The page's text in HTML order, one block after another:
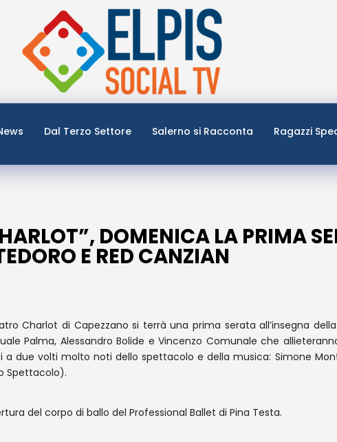
Dal Terzo Settore Salerno si Racconta Ragazzi
DOMENICA LA PRIMA
E RED CANZIAN
Charlot di Capezzano si terrà una prima serata all’insegna
Palma, Alessandro Bolide e Vincenzo Comunale che
due volti molto noti dello spettacolo e della musica: Simone
Spettacolo).
del corpo di ballo del Professional Ballet di Pina Testa.